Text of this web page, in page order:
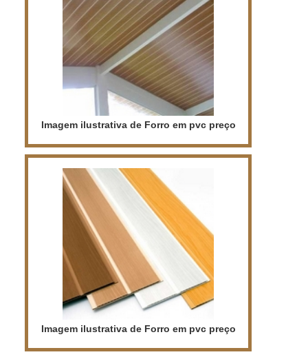
garantida.
Imagem ilustrativa de Forro em pvc preço
Imagem ilustrativa de Forro em pvc preço